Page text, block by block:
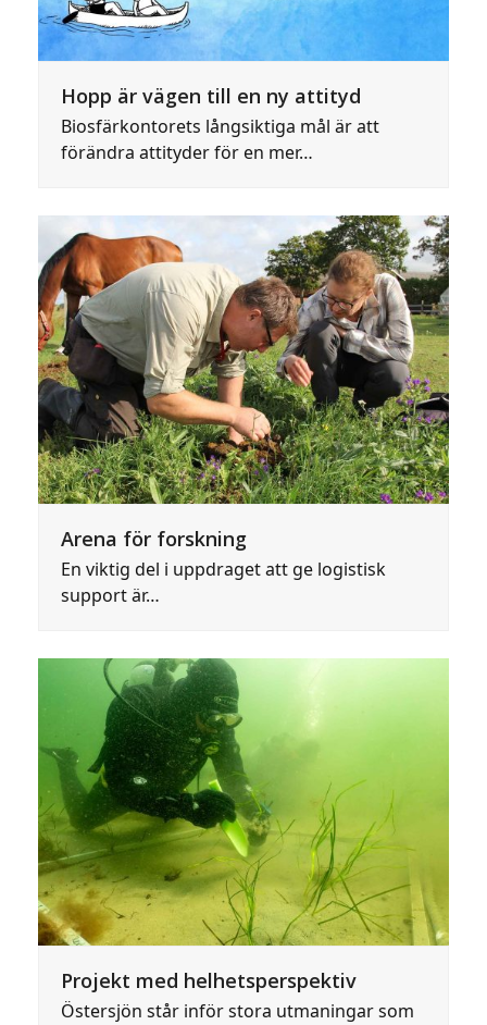
Hopp är vägen till en ny attityd
Biosfärkontorets långsiktiga mål är att
förändra attityder för en mer…
Arena för forskning
En viktig del i uppdraget att ge logistisk
support är…
Projekt med helhetsperspektiv
Östersjön står inför stora utmaningar som